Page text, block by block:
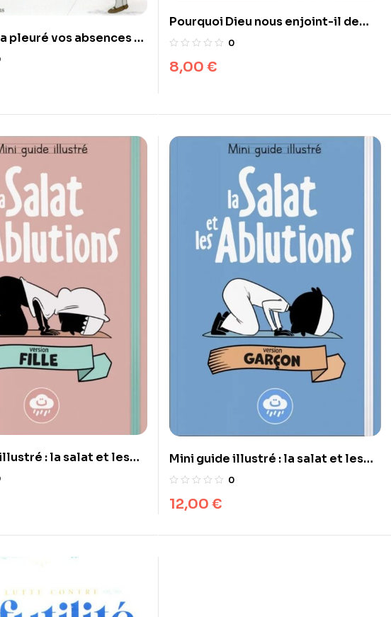
pleuré vos absences –
Finet –
Pourquoi Dieu nous enjoint-il de
l’adorer ? Sami Ameri
0
8,00 €
: la salat et les
– Bdouin
Mini guide illustré : la salat et les
ablutions (garçon) – Bdouin
0
12,00 €